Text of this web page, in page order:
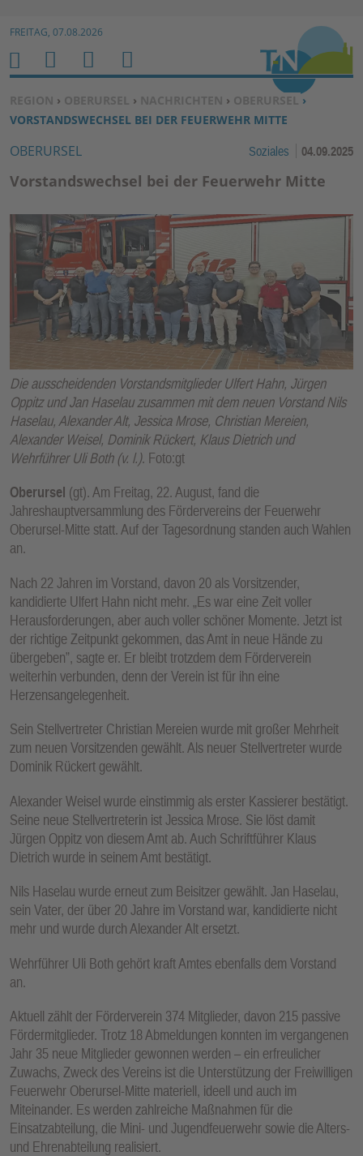
Zum Inhalt springen ↓
FREITAG, 07.08.2026
SIE BEFINDEN SICH HIER:
REGION › OBERURSEL › NACHRICHTEN › OBERURSEL ›
VORSTANDSWECHSEL BEI DER FEUERWEHR MITTE
OBERURSEL Soziales 04.09.2025
Vorstandswechsel bei der Feuerwehr Mitte
Die ausscheidenden Vorstandsmitglieder Ulfert Hahn, Jürgen
Oppitz und Jan Haselau zusammen mit dem neuen Vorstand Nils
Haselau, Alexander Alt, Jessica Mrose, Christian Mereien,
Alexander Weisel, Dominik Rückert, Klaus Dietrich und
Wehrführer Uli Both (v. l.). Foto:gt
Oberursel (gt). Am Freitag, 22. August, fand die
Jahreshauptversammlung des Fördervereins der Feuerwehr
Oberursel-Mitte statt. Auf der Tagesordnung standen auch Wahlen
an.
Nach 22 Jahren im Vorstand, davon 20 als Vorsitzender,
kandidierte Ulfert Hahn nicht mehr. „Es war eine Zeit voller
Herausforderungen, aber auch voller schöner Momente. Jetzt ist
der richtige Zeitpunkt gekommen, das Amt in neue Hände zu
übergeben”, sagte er. Er bleibt trotzdem dem Förderverein
weiterhin verbunden, denn der Verein ist für ihn eine
Herzensangelegenheit.
Sein Stellvertreter Christian Mereien wurde mit großer Mehrheit
zum neuen Vorsitzenden gewählt. Als neuer Stellvertreter wurde
Dominik Rückert gewählt.
Alexander Weisel wurde einstimmig als erster Kassierer bestätigt.
Seine neue Stellvertreterin ist Jessica Mrose. Sie löst damit
Jürgen Oppitz von diesem Amt ab. Auch Schriftführer Klaus
Dietrich wurde in seinem Amt bestätigt.
Nils Haselau wurde erneut zum Beisitzer gewählt. Jan Haselau,
sein Vater, der über 20 Jahre im Vorstand war, kandidierte nicht
mehr und wurde durch Alexander Alt ersetzt.
Wehrführer Uli Both gehört kraft Amtes ebenfalls dem Vorstand
an.
Aktuell zählt der Förderverein 374 Mitglieder, davon 215 passive
Fördermitglieder. Trotz 18 Abmeldungen konnten im vergangenen
Jahr 35 neue Mitglieder gewonnen werden – ein erfreulicher
Zuwachs, Zweck des Vereins ist die Unterstützung der Freiwilligen
Feuerwehr Oberursel-Mitte materiell, ideell und auch im
Miteinander. Es werden zahlreiche Maßnahmen für die
Einsatzabteilung, die Mini- und Jugendfeuerwehr sowie die Alters-
und Ehrenabteilung realisiert.
H
O
M
E
M
E
N
U
S
U
C
N
B
E
N
Z
R
F
U
N
K
TI
O
N
E
N